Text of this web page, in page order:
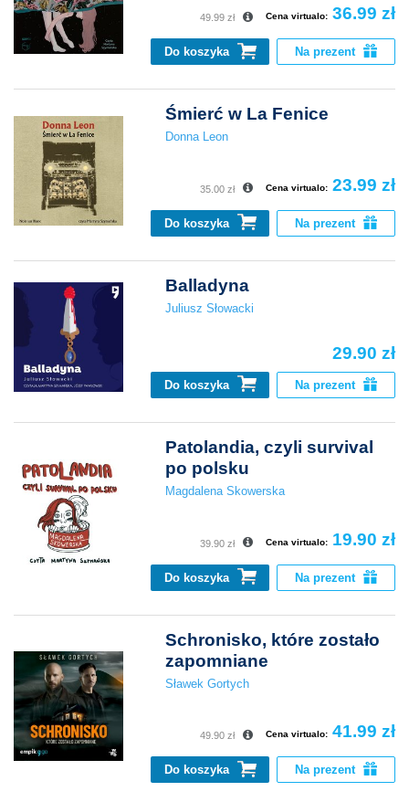
Cena virtualo: 36.99 zł
49.99 zł
Do koszyka Na prezent
Śmierć w La Fenice
Donna Leon
Cena virtualo: 23.99 zł
35.00 zł
Do koszyka Na prezent
Balladyna
Juliusz Słowacki
29.90 zł
Do koszyka Na prezent
Patolandia, czyli survival
po polsku
Magdalena Skowerska
Cena virtualo: 19.90 zł
39.90 zł
Do koszyka Na prezent
Schronisko, które zostało
zapomniane
Sławek Gortych
Cena virtualo: 41.99 zł
49.90 zł
Do koszyka Na prezent